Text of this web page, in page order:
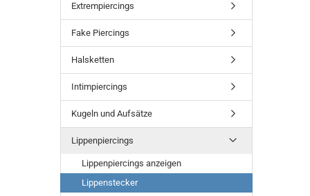
Extrempiercings
Fake Piercings
Halsketten
Intimpiercings
Kugeln und Aufsätze
Lippenpiercings
Lippenpiercings anzeigen
Lippenstecker